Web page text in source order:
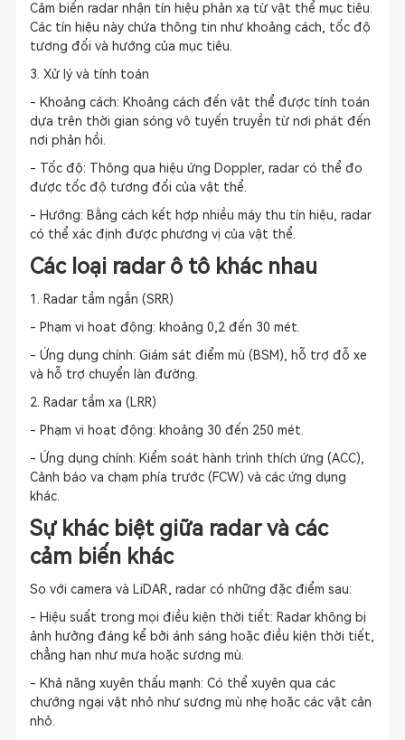
Cảm biến radar nhận tín hiệu phản xạ từ vật thể mục tiêu.
Các tín hiệu này chứa thông tin như khoảng cách, tốc độ
tương đối và hướng của mục tiêu.
3. Xử lý và tính toán
- Khoảng cách: Khoảng cách đến vật thể được tính toán
dựa trên thời gian sóng vô tuyến truyền từ nơi phát đến
nơi phản hồi.
- Tốc độ: Thông qua hiệu ứng Doppler, radar có thể đo
được tốc độ tương đối của vật thể.
- Hướng: Bằng cách kết hợp nhiều máy thu tín hiệu, radar
có thể xác định được phương vị của vật thể.
Các loại radar ô tô khác nhau
1. Radar tầm ngắn (SRR)
- Phạm vi hoạt động: khoảng 0,2 đến 30 mét.
- Ứng dụng chính: Giám sát điểm mù (BSM), hỗ trợ đỗ xe
và hỗ trợ chuyển làn đường.
2. Radar tầm xa (LRR)
- Phạm vi hoạt động: khoảng 30 đến 250 mét.
- Ứng dụng chính: Kiểm soát hành trình thích ứng (ACC),
Cảnh báo va chạm phía trước (FCW) và các ứng dụng
khác.
Sự khác biệt giữa radar và các
cảm biến khác
So với camera và LiDAR, radar có những đặc điểm sau:
- Hiệu suất trong mọi điều kiện thời tiết: Radar không bị
ảnh hưởng đáng kể bởi ánh sáng hoặc điều kiện thời tiết,
chẳng hạn như mưa hoặc sương mù.
- Khả năng xuyên thấu mạnh: Có thể xuyên qua các
chướng ngại vật nhỏ như sương mù nhẹ hoặc các vật cản
nhỏ.